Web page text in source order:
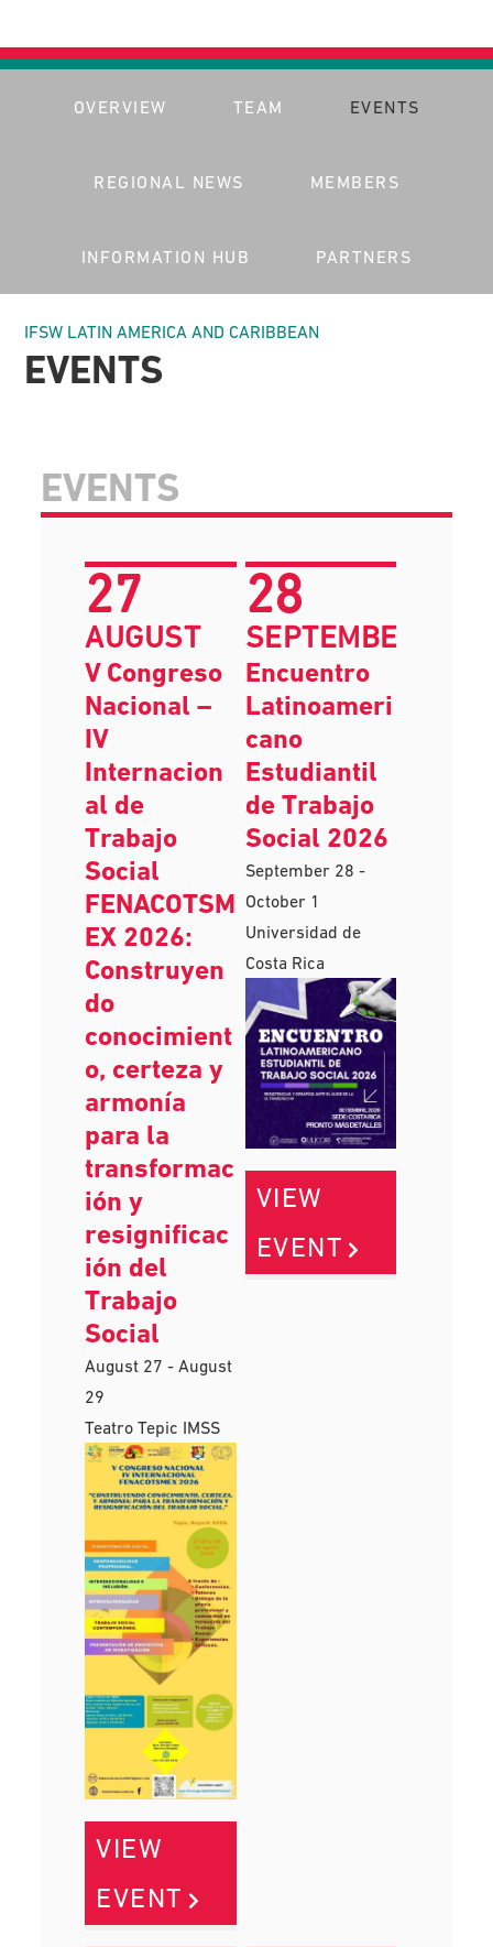
OVERVIEW TEAM EVENTS
REGIONAL NEWS MEMBERS
INFORMATION HUB PARTNERS
IFSW LATIN AMERICA AND CARIBBEAN
EVENTS
EVENTS
27
AUGUST
V Congreso
Nacional –
IV
Internacion
al de
Trabajo
Social
FENACOTSM
EX 2026:
Construyen
do
conocimient
o, certeza y
armonía
para la
transformac
ión y
resignificac
ión del
Trabajo
Social
August 27 -August
29
Teatro Tepic IMSS
VIEW
EVENT
28
SEPTEMBER
Encuentro
Latinoameri
cano
Estudiantil
de Trabajo
Social 2026
September 28 -
October 1
Universidad de
Costa Rica
VIEW
EVENT